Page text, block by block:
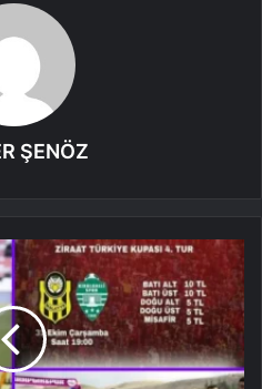
ŞENÖZ